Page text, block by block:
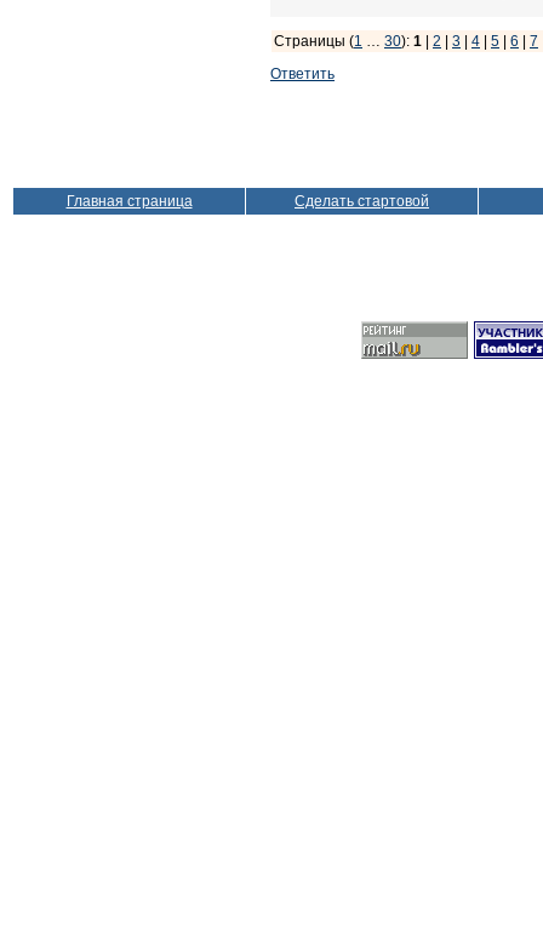
Страницы (1 … 30): 1 2 3 4 5 6 7
Ответить
Главная страница Сделать стартовой